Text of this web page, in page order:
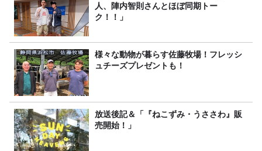
人、陣内智則さんとほぼ同期トー
ク！！」
様々な動物が暮らす佐藤牧場！フレッシ
ュチーズプレゼントも！
放送後記＆「『ねこずみ・うささわ』販
売開始！」